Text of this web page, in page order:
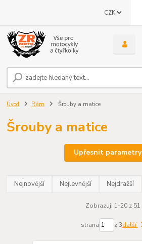
CZK
Úvod Rám Šrouby a matice
Šrouby a matice
Upřesnit parametry
Nejnovější Nejlevnější Nejdražší
Zobrazuji 1-20 z 51
strana z 3další